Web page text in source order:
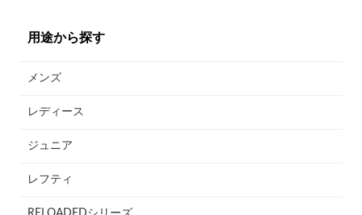
用途から探す
メンズ
レディース
ジュニア
レフティ